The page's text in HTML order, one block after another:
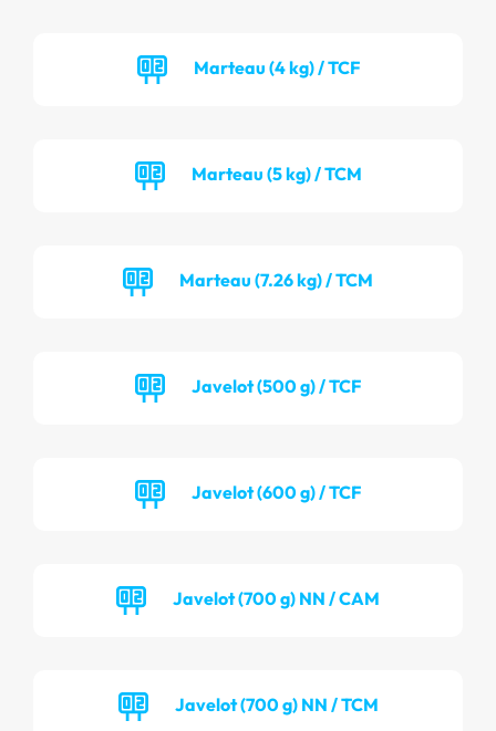
Marteau (4 kg) / TCF
Marteau (5 kg) / TCM
Marteau (7.26 kg) / TCM
Javelot (500 g) / TCF
Javelot (600 g) / TCF
Javelot (700 g) NN / CAM
Javelot (700 g) NN / TCM